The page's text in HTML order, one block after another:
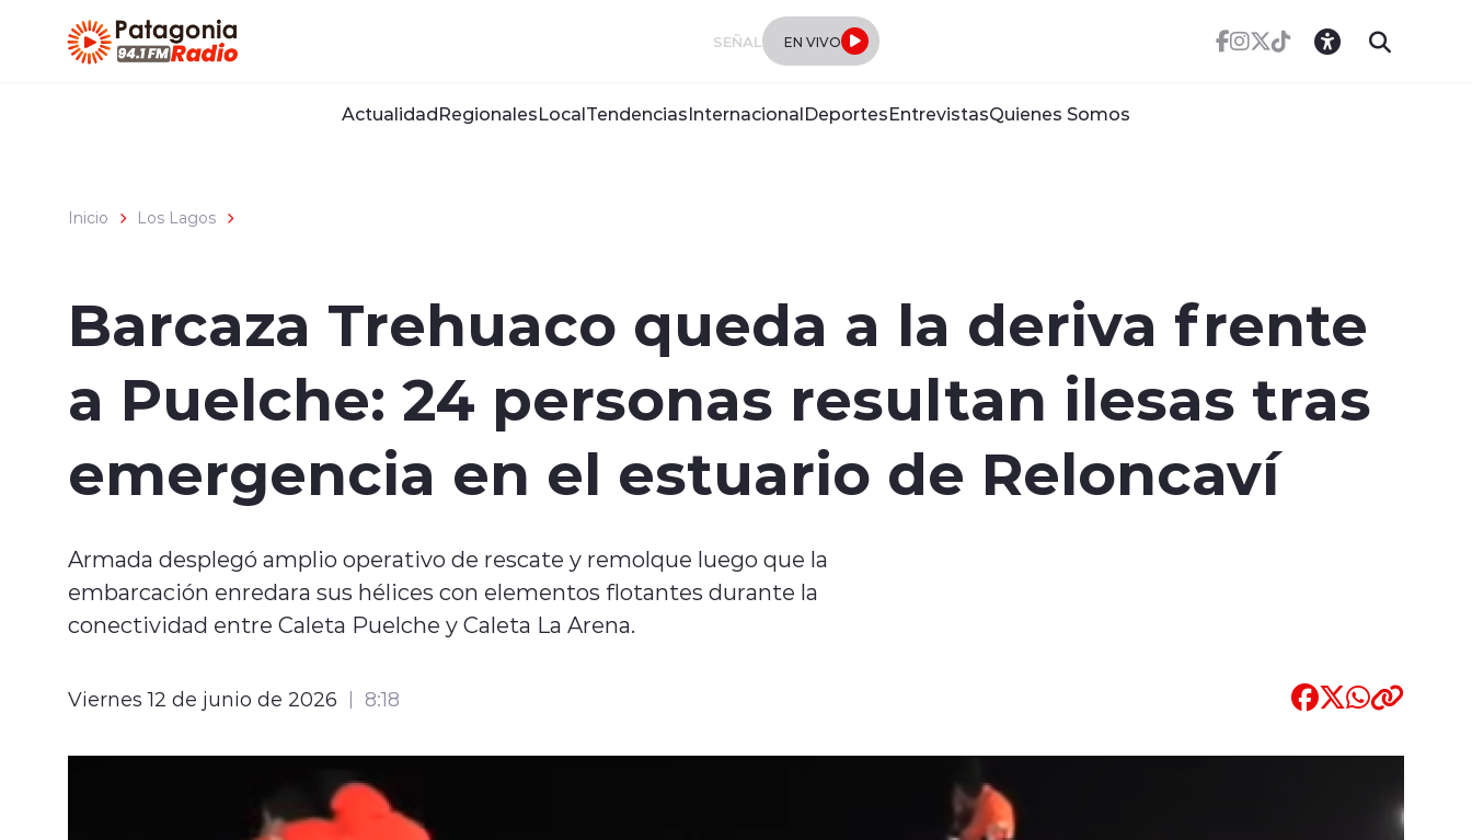
SEÑAL EN VIVO
ActualidadRegionalesLocalTendenciasInternacionalDeportesEntrevistasQuienes Somos
Inicio Los Lagos
Barcaza Trehuaco queda a la deriva frente
a Puelche: 24 personas resultan ilesas tras
emergencia en el estuario de Reloncaví
Armada desplegó amplio operativo de rescate y remolque luego que la
embarcación enredara sus hélices con elementos flotantes durante la
conectividad entre Caleta Puelche y Caleta La Arena.
Viernes 12 de junio de 2026 8:18